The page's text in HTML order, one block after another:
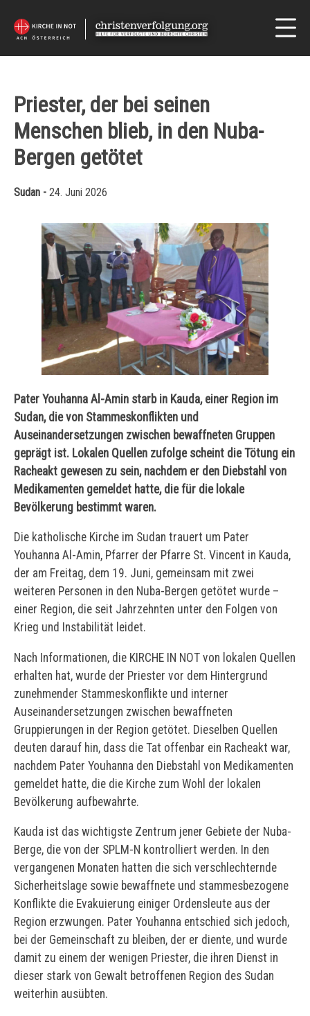
Priester, der bei seinen
Menschen blieb, in den Nuba-
Bergen getötet
Sudan - 24. Juni 2026
Pater Youhanna Al-Amin starb in Kauda, einer Region im
Sudan, die von Stammeskonflikten und
Auseinandersetzungen zwischen bewaffneten Gruppen
geprägt ist. Lokalen Quellen zufolge scheint die Tötung ein
Racheakt gewesen zu sein, nachdem er den Diebstahl von
Medikamenten gemeldet hatte, die für die lokale
Bevölkerung bestimmt waren.
Die katholische Kirche im Sudan trauert um Pater
Youhanna Al-Amin, Pfarrer der Pfarre St. Vincent in Kauda,
der am Freitag, dem 19. Juni, gemeinsam mit zwei
weiteren Personen in den Nuba-Bergen getötet wurde –
einer Region, die seit Jahrzehnten unter den Folgen von
Krieg und Instabilität leidet.
Nach Informationen, die KIRCHE IN NOT von lokalen Quellen
erhalten hat, wurde der Priester vor dem Hintergrund
zunehmender Stammeskonflikte und interner
Auseinandersetzungen zwischen bewaffneten
Gruppierungen in der Region getötet. Dieselben Quellen
deuten darauf hin, dass die Tat offenbar ein Racheakt war,
nachdem Pater Youhanna den Diebstahl von Medikamenten
gemeldet hatte, die die Kirche zum Wohl der lokalen
Bevölkerung aufbewahrte.
Kauda ist das wichtigste Zentrum jener Gebiete der Nuba-
Berge, die von der SPLM-N kontrolliert werden. In den
vergangenen Monaten hatten die sich verschlechternde
Sicherheitslage sowie bewaffnete und stammesbezogene
Konflikte die Evakuierung einiger Ordensleute aus der
Region erzwungen. Pater Youhanna entschied sich jedoch,
bei der Gemeinschaft zu bleiben, der er diente, und wurde
damit zu einem der wenigen Priester, die ihren Dienst in
dieser stark von Gewalt betroffenen Region des Sudan
weiterhin ausübten.